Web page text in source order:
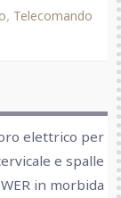
, Telecomando
elettrico per
e spalle
in morbida